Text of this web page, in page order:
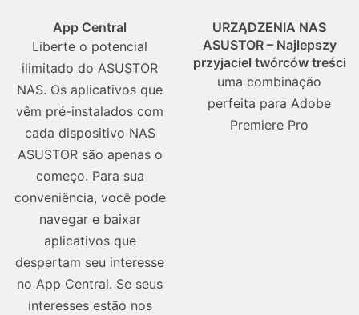
App Central
Liberte o potencial
ilimitado do ASUSTOR
NAS. Os aplicativos que
vêm pré-instalados com
cada dispositivo NAS
ASUSTOR são apenas o
começo. Para sua
conveniência, você pode
navegar e baixar
aplicativos que
despertam seu interesse
no App Central. Se seus
interesses estão nos
URZĄDZENIA NAS
ASUSTOR – Najlepszy
przyjaciel twórców treści
uma combinação
perfeita para Adobe
Premiere Pro